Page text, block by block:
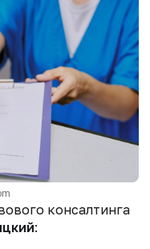
консалтинга
: